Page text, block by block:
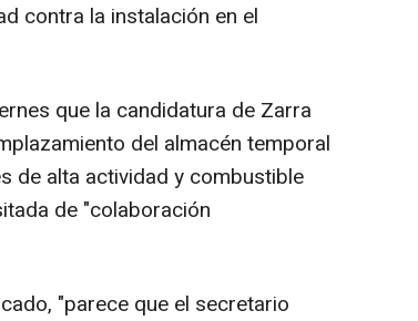
contra la instalación en el
que la candidatura de Zarra
del almacén temporal
de alta actividad y combustible
de "colaboración
"parece que el secretario